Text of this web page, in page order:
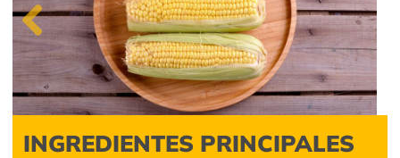
Previous
INGREDIENTES PRINCIPALES